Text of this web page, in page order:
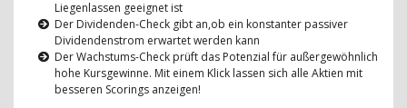
Liegenlassen geeignet ist
Der Dividenden-Check gibt an,ob ein konstanter passiver
Dividendenstrom erwartet werden kann
Der Wachstums-Check prüft das Potenzial für außergewöhnlich
hohe Kursgewinne. Mit einem Klick lassen sich alle Aktien mit
besseren Scorings anzeigen!